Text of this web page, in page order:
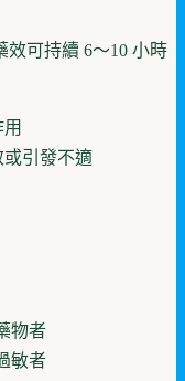
效可持續 6～10 小時
或引發不適
物者
敏者